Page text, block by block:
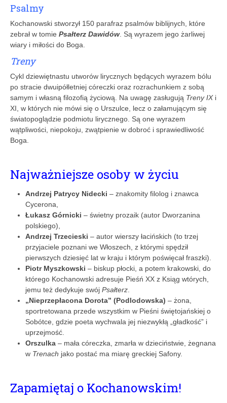
Psalmy
Kochanowski stworzył 150 parafraz psalmów biblijnych, które
zebrał w tomie Psałterz Dawidów. Są wyrazem jego żarliwej
wiary i miłości do Boga.
Treny
Cykl dziewiętnastu utworów lirycznych będących wyrazem bólu
po stracie dwuipółletniej córeczki oraz rozrachunkiem z sobą
samym i własną filozofią życiową. Na uwagę zasługują Treny IXi
XI, w których nie mówi się o Urszulce, lecz o załamującym się
światopoglądzie podmiotu lirycznego. Są one wyrazem
wątpliwości, niepokoju, zwątpienie w dobroć i sprawiedliwość
Boga.
Najważniejsze osoby w życiu
Andrzej Patrycy Nidecki – znakomity filolog i znawca
Cycerona,
Łukasz Górnicki – świetny prozaik (autor Dworzanina
polskiego),
Andrzej Trzecieski – autor wierszy łacińskich (to trzej
przyjaciele poznani we Włoszech, z którymi spędził
pierwszych dziesięć lat w kraju i którym poświęcał fraszki).
Piotr Myszkowski – biskup płocki, a potem krakowski, do
którego Kochanowski adresuje Pieśń XX z Ksiąg wtórych,
jemu też dedykuje swój Psałterz
„Nieprzepłacona Dorota” (Podlodowska) – żona,
sportretowana przede wszystkim w Pieśni świętojańskiej o
Sobótce, gdzie poeta wychwala jej niezwykłą „gładkość” i
uprzejmość.
Orszulka – mała córeczka, zmarła w dzieciństwie, żegnana
w Trenach jako postać ma miarę greckiej Safony.
Zapamiętaj o Kochanowskim!